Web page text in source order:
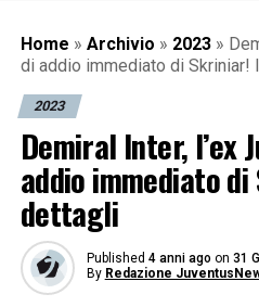
Home » Archivio » 2023 »
di addio immediato di Skriniar!
2023
Demiral Inter, l’ex
addio immediato
dettagli
Published 4 anni ago on 31
By Redazione